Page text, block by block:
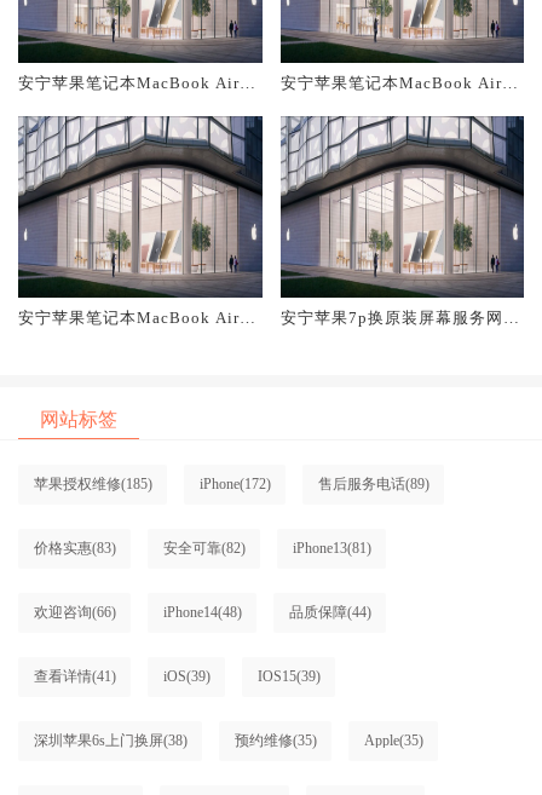
安宁苹果笔记本MacBook Air换
安宁苹果笔记本MacBook Air换
安宁苹果笔记本MacBook Air换
安宁苹果7p换原装屏幕服务网点
网站标签
苹果授权维修(185) iPhone(172) 售后服务电话(89)
价格实惠(83) 安全可靠(82) iPhone13(81)
欢迎咨询(66) iPhone14(48) 品质保障(44)
查看详情(41) iOS(39) IOS15(39)
深圳苹果6s上门换屏(38) 预约维修(35) Apple(35)